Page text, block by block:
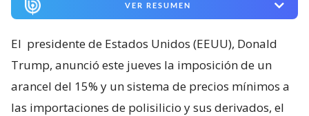
VER RESUMEN
El presidente de Estados Unidos (EEUU), Donald
Trump, anunció este jueves la imposición de un
arancel del 15% y un sistema de precios mínimos a
las importaciones de polisilicio y sus derivados, el